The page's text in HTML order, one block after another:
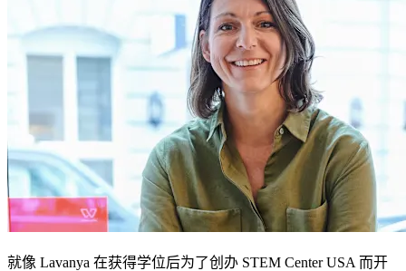
就像 Lavanya 在获得学位后为了创办 STEM Center USA 而开